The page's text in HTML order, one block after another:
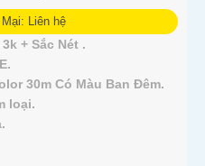
Liên hệ
+ Sắc Nét .
30m Có Màu Ban Ðêm.
loại.